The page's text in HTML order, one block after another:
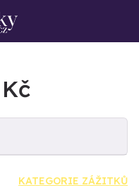
KATEGORIE ZÁŽITKŮ